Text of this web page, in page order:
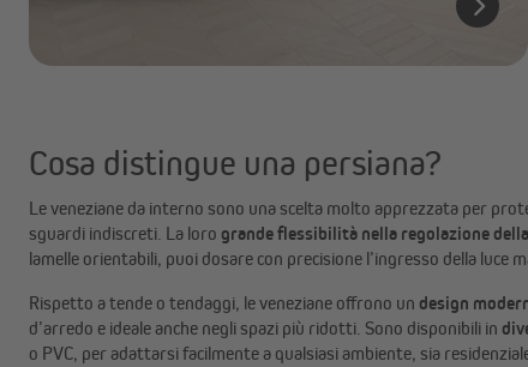
Cosa distingue una persiana?
Le veneziane da interno sono una scelta molto apprezzata per
sguardi indiscreti. La loro grande flessibilità nella regolazione
lamelle orientabili, puoi dosare con precisione l’ingresso della luce
Rispetto a tende o tendaggi, le veneziane offrono un design
d’arredo e ideale anche negli spazi più ridotti. Sono disponibili in
o PVC, per adattarsi facilmente a qualsiasi ambiente, sia